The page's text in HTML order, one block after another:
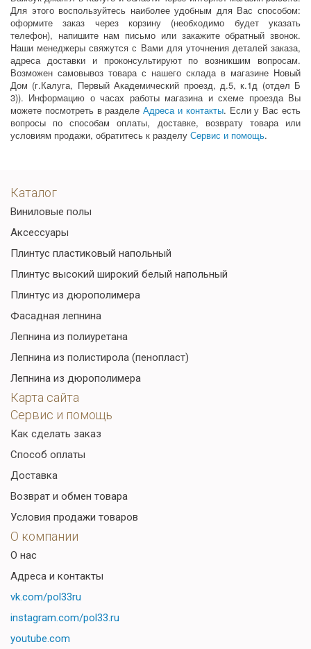
Для этого воспользуйтесь наиболее удобным для Вас способом:
оформите заказ через корзину (необходимо будет указать
телефон), напишите нам письмо или закажите обратный звонок.
Наши менеджеры свяжутся с Вами для уточнения деталей заказа,
адреса доставки и проконсультируют по возникшим вопросам.
Возможен самовывоз товара с нашего склада в магазине Новый
Дом (г.Калуга, Первый Академический проезд, д.5, к.1д (отдел Б
3)). Информацию о часах работы магазина и схеме проезда Вы
можете посмотреть в разделеАдреса и контакты. Если у Вас есть
вопросы по способам оплаты, доставке, возврату товара или
условиям продажи, обратитесь к разделу Сервис и помощь.
Каталог
Виниловые полы
Аксессуары
Плинтус пластиковый напольный
Плинтус высокий широкий белый напольный
Плинтус из дюрополимера
Фасадная лепнина
Лепнина из полиуретана
Лепнина из полистирола (пенопласт)
Лепнина из дюрополимера
Карта сайта
Сервис и помощь
Как сделать заказ
Способ оплаты
Доставка
Возврат и обмен товара
Условия продажи товаров
О компании
О нас
Адреса и контакты
vk.com/pol33ru
instagram.com/pol33.ru
youtube.com